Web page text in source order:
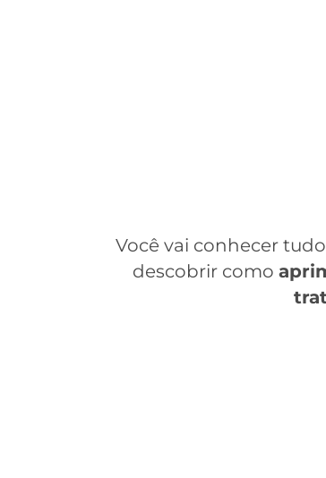
Você vai conhecer
descobrir como